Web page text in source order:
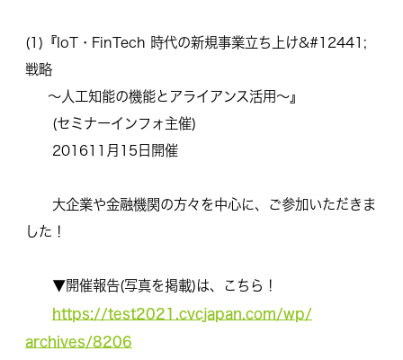
(1)『IoT・FinTech 時代の新規事業立ち上け&#12441;
戦略
～人工知能の機能とアライアンス活用～』
(セミナーインフォ主催)
201611月15日開催
大企業や金融機関の方々を中心に、ご参加いただきま
した！
▼開催報告(写真を掲載)は、こちら！
https://test2021.cvcjapan.com/wp/
archives/8206